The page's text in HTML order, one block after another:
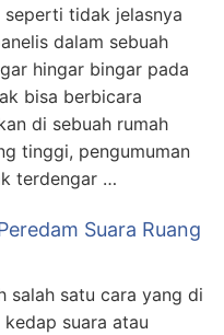
seperti tidak jelasnya
dalam sebuah
hingar bingar pada
bisa berbicara
di sebuah rumah
tinggi, pengumuman
terdengar …
Suara Ruang
salah satu cara yang di
suara atau